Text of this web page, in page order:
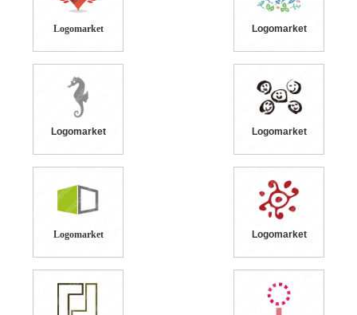
Logomarket Logomarket
Logomarket Logomarket
Logomarket Logomarket